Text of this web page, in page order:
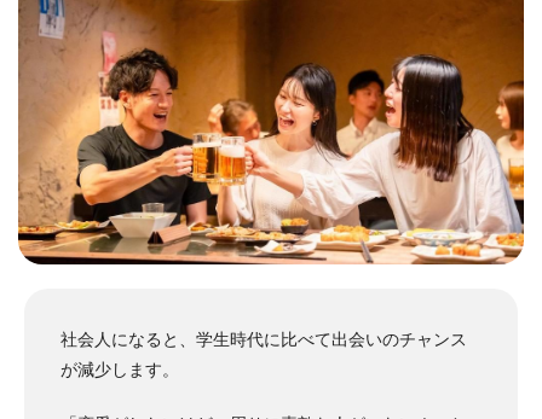
社会人になると、学生時代に比べて出会いのチャンス
が減少します。